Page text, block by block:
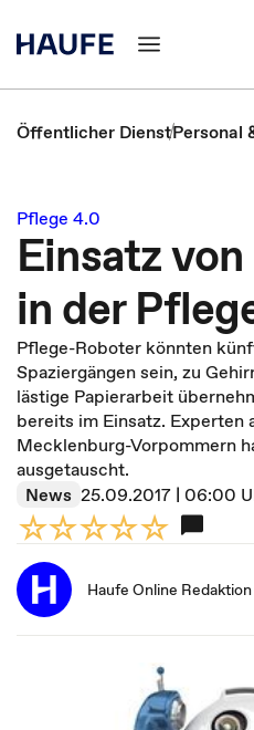
Öffentlicher DienstPersonal
Pflege 4.0
Einsatz
in der
Pflege-Roboter könnten
Spaziergängen sein, zu
lästige Papierarbeit
bereits im Einsatz. Experten
Mecklenburg-Vorpommern
ausgetauscht.
News 25.09.2017 | 06:00
Haufe Online Redaktion